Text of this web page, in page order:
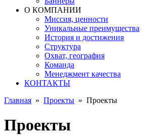
О КОМПАНИИ
Миссия, ценности
Уникальные преимущества
История и достижения
Структура
Охват, география
Команда
Менеджмент качества
КОНТАКТЫ
Главная » Проекты » Проекты
Проекты